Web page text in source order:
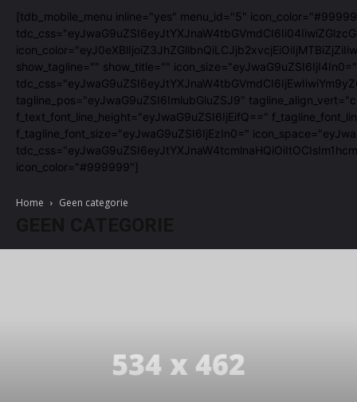
[tdb_mobile_menu inline="yes" menu_id="5"
show_tagline="" show_title="" icon_size="eyJwaG9uZSI6IjI4In0="
tagline_pos="eyJwaG9uZSI6ImlubGluZSJ9"
f_text_font_line_height="eyJwaG9uZSI6IjEifQ=="
f_tagline_font_size="eyJwaG9uZSI6IjEzIn0="
icon_color="#999999"]
Home Geen categorie